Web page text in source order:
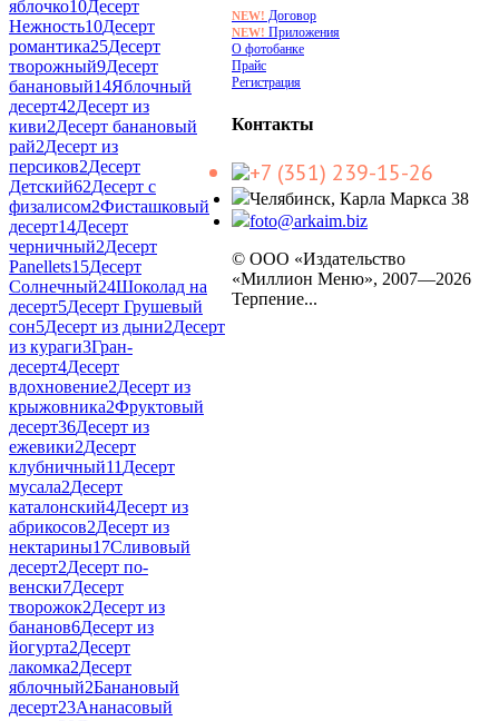
яблочко10Десерт
Нежность10Десерт
романтика25Десерт
творожный9Десерт
банановый14Яблочный
десерт42Десерт из
киви2Десерт банановый
рай2Десерт из
персиков2Десерт
Детский62Десерт с
физалисом2Фисташковый
десерт14Десерт
черничный2Десерт
Panellets15Десерт
Солнечный24Шоколад на
десерт5Десерт Грушевый
сон5Десерт из дыни2Десерт
из кураги3Гран-
десерт4Десерт
вдохновение2Десерт из
крыжовника2Фруктовый
десерт36Десерт из
ежевики2Десерт
клубничный11Десерт
мусала2Десерт
каталонский4Десерт из
абрикосов2Десерт из
нектарины17Сливовый
десерт2Десерт по-
венски7Десерт
творожок2Десерт из
бананов6Десерт из
йогурта2Десерт
лакомка2Десерт
яблочный2Банановый
десерт23Ананасовый
NEW! Договор
NEW! Приложения
О фотобанке
Прайс
Регистрация
Контакты
+7 (351) 239-15-26
Челябинск, Карла Маркса 38
foto@arkaim.biz
© ООО «Издательство
«Миллион Меню», 2007—2026
Терпение...